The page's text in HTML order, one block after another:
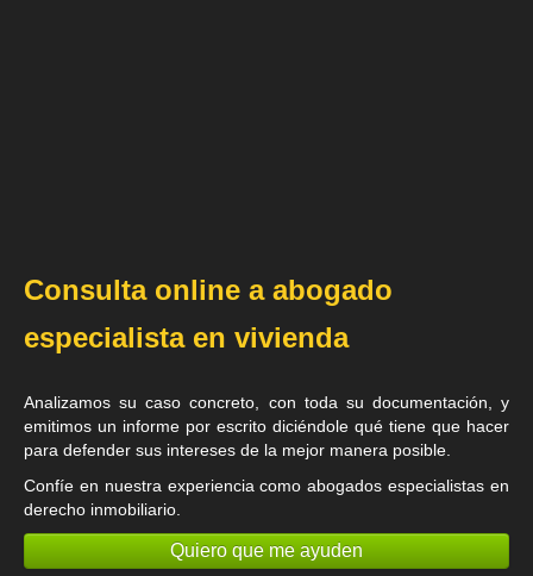
Consulta online a abogado
especialista en vivienda
Analizamos su caso concreto, con toda su documentación, y
emitimos un informe por escrito diciéndole qué tiene que hacer
para defender sus intereses de la mejor manera posible.
Confíe en nuestra experiencia comoabogados especialistas en
derecho inmobiliario
Quiero que me ayuden